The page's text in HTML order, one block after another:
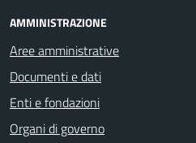
AMMINISTRAZIONE
Aree amministrative
Documenti e dati
Enti e fondazioni
Organi di governo